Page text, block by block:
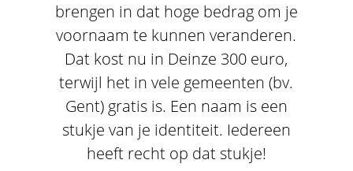
brengen in dat hoge bedrag om je
voornaam te kunnen veranderen.
Dat kost nu in Deinze 300 euro,
terwijl het in vele gemeenten (bv.
Gent) gratis is. Een naam is een
stukje van je identiteit. Iedereen
heeft recht op dat stukje!